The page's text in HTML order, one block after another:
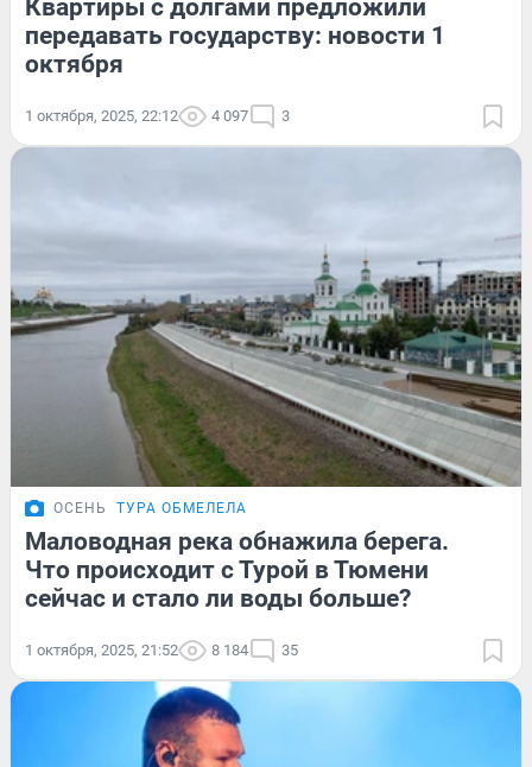
Квартиры с долгами предложили
передавать государству: новости 1
октября
1 октября, 2025, 22:12 4 097 3
ОСЕНЬ ТУРА ОБМЕЛЕЛА
Маловодная река обнажила берега.
Что происходит с Турой в Тюмени
сейчас и стало ли воды больше?
1 октября, 2025, 21:52 8 184 35